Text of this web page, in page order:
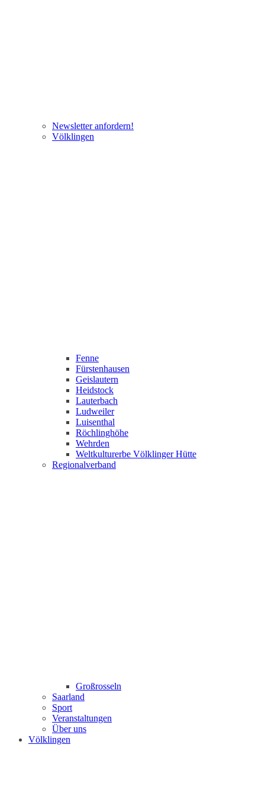
Newsletter anfordern!
Völklingen
Fenne
Fürstenhausen
Geislautern
Heidstock
Lauterbach
Ludweiler
Luisenthal
Röchlinghöhe
Wehrden
Weltkulturerbe Völklinger Hütte
Regionalverband
Großrosseln
Saarland
Sport
Veranstaltungen
Über uns
Völklingen